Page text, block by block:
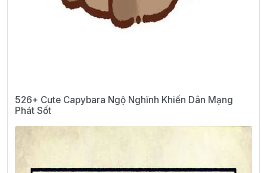
526+ Cute Capybara Ngộ Nghĩnh Khiến Dân Mạng
Phát Sốt